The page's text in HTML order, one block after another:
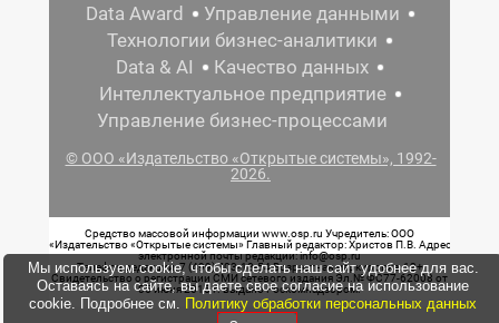
Data Award
Управление данными
Технологии бизнес-аналитики
Data & AI
Качество данных
Интеллектуальное предприятие
Управление бизнес-процессами
© ООО «Издательство «Открытые системы», 1992-
2026.
Средство массовой информации www.osp.ru Учредитель: ООО
«Издательство «Открытые системы» Главный редактор: Христов П.В. Адрес
электронной почты редакции: info@osp.ru
Телефон редакции: 7 (499) 703-18-54 Возрастная маркировка: 12+
Свидетельство о регистрации СМИ сетевого издания Эл.№ ФС77-62008 от
05 июня 2015 г. выдано Роскомнадзором.
Мы используем cookie, чтобы сделать наш сайт удобнее для вас.
Оставаясь на сайте, вы даете свое согласие на использование
cookie. Подробнее см. Политику обработки персональных данных